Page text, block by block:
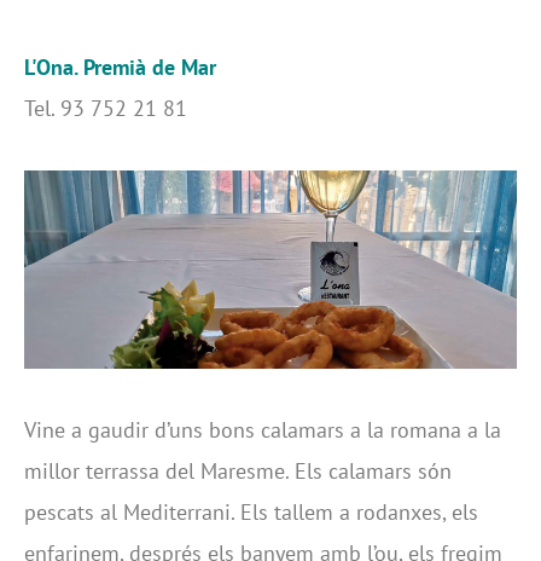
L'Ona. Premià de Mar
Tel. 93 752 21 81
Vine a gaudir d’uns bons calamars a la romana a la
millor terrassa del Maresme. Els calamars són
pescats al Mediterrani. Els tallem a rodanxes, els
enfarinem, després els banyem amb l’ou, els fregim